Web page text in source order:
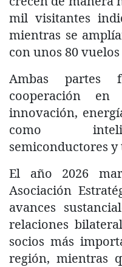
mil visitantes
mientras se
con unos 80
Ambas partes
cooperación
innovación,
como
semiconductores
El año 2026
Asociación
avances
relaciones
socios más
región, mientras